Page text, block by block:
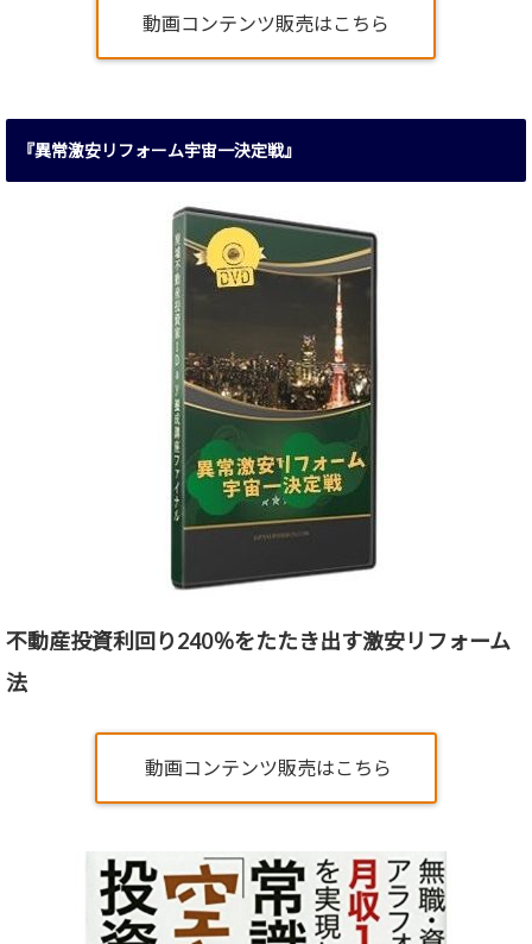
動画コンテンツ販売はこちら
『異常激安リフォーム宇宙一決定戦』
不動産投資利回り240％をたたき出す激安リフォーム
法
動画コンテンツ販売はこちら